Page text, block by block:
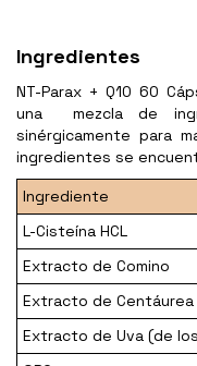
Ingredientes
NT-Parax + Q10 60
una mezcla de
sinérgicamente para
ingredientes se
Ingrediente
L-Cisteína HCL
Extracto de Comino
Extracto de Centáurea
Extracto de Uva (de